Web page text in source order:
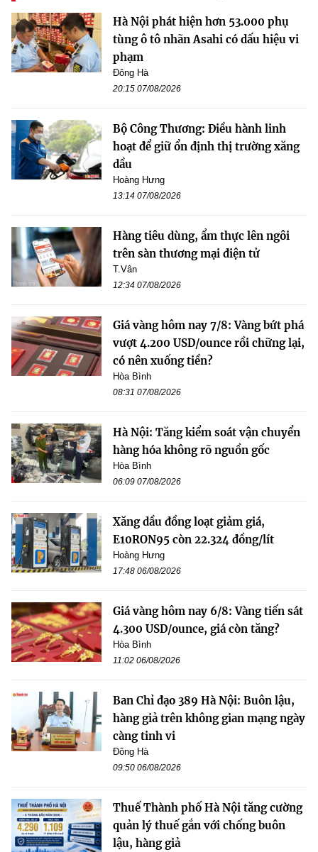
Hà Nội phát hiện hơn 53.000 phụ
tùng ô tô nhãn Asahi có dấu hiệu vi
phạm
Đông Hà
20:15 07/08/2026
Bộ Công Thương: Điều hành linh
hoạt để giữ ổn định thị trường xăng
dầu
Hoàng Hưng
13:14 07/08/2026
Hàng tiêu dùng, ẩm thực lên ngôi
trên sàn thương mại điện tử
T.Vân
12:34 07/08/2026
Giá vàng hôm nay 7/8: Vàng bứt phá
vượt 4.200 USD/ounce rồi chững lại,
có nên xuống tiền?
Hòa Bình
08:31 07/08/2026
Hà Nội: Tăng kiểm soát vận chuyển
hàng hóa không rõ nguồn gốc
Hòa Bình
06:09 07/08/2026
Xăng dầu đồng loạt giảm giá,
E10RON95 còn 22.324 đồng/lít
Hoàng Hưng
17:48 06/08/2026
Giá vàng hôm nay 6/8: Vàng tiến sát
4.300 USD/ounce, giá còn tăng?
Hòa Bình
11:02 06/08/2026
Ban Chỉ đạo 389 Hà Nội: Buôn lậu,
hàng giả trên không gian mạng ngày
càng tinh vi
Đông Hà
09:50 06/08/2026
Thuế Thành phố Hà Nội tăng cường
quản lý thuế gắn với chống buôn
lậu, hàng giả